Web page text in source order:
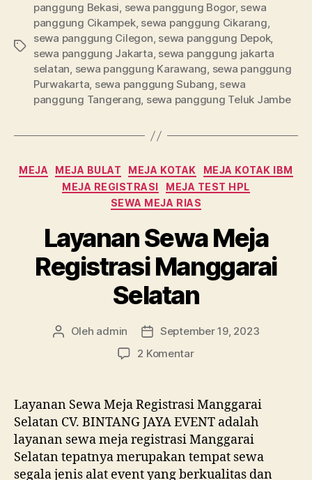
Tag
panggung Bekasi, sewa panggung Bogor, sewa
panggung Cikampek, sewa panggung Cikarang,
sewa panggung Cilegon, sewa panggung Depok,
sewa panggung Jakarta, sewa panggung jakarta
selatan, sewa panggung Karawang, sewa panggung
Purwakarta, sewa panggung Subang, sewa
panggung Tangerang, sewa panggung Teluk Jambe
Kategori
MEJA MEJA BULAT MEJA KOTAK
MEJA KOTAK IBM
MEJA REGISTRASI
MEJA TEST HPL
SEWA MEJA RIAS
Layanan Sewa Meja
Registrasi Manggarai
Selatan
Penulis
Oleh admin
Tanggal
artikel
September 19, 2023
2 Komentarpada
Meja
Registrasi
Manggarai
Selatan
Layanan Sewa Meja Registrasi Manggarai
Selatan CV. BINTANG JAYA EVENT adalah
layanan sewa meja registrasi Manggarai
Selatan tepatnya merupakan tempat sewa
segala jenis alat event yang berkualitas dan